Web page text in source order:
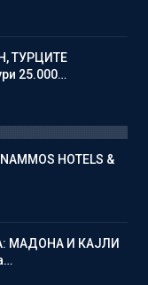
ТУРЦИТЕ
25.000…
HOTELS &
МАДОНА И КАЈЛИ